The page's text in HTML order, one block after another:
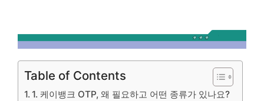
Table of Contents
1. 케이뱅크 OTP, 왜 필요하고 어떤 종류가 있나요?